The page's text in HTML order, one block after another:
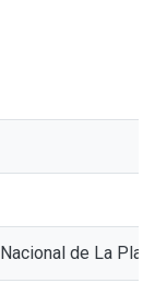
de La Plata